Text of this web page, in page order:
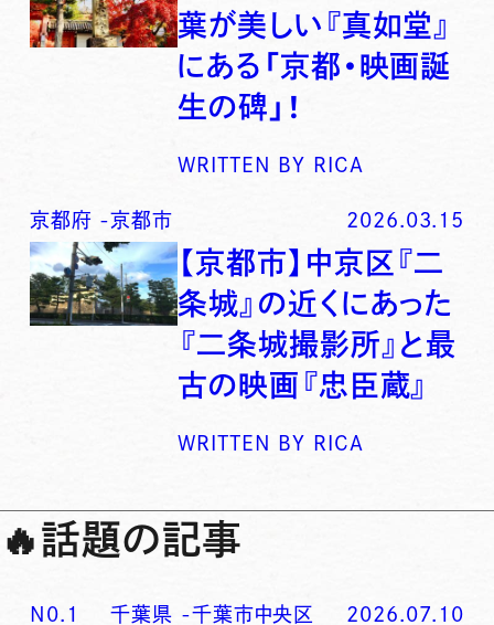
葉が美しい『真如堂』
にある「京都・映画誕
生の碑」！
WRITTEN BY RICA
京都府 -京都市 2026.03.15
【京都市】中京区『二
条城』の近くにあった
『二条城撮影所』と最
古の映画『忠臣蔵』
WRITTEN BY RICA
🔥話題の記事
N0. 1 千葉県 -千葉市中央区 2026.07.10